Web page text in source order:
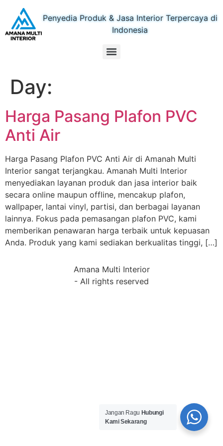
Penyedia Produk & Jasa Interior Terpercaya di
Indonesia
Day:
Harga Pasang Plafon PVC
Anti Air
Harga Pasang Plafon PVC Anti Air di Amanah Multi
Interior sangat terjangkau. Amanah Multi Interior
menyediakan layanan produk dan jasa interior baik
secara online maupun offline, mencakup plafon,
wallpaper, lantai vinyl, partisi, dan berbagai layanan
lainnya. Fokus pada pemasangan plafon PVC, kami
memberikan penawaran harga terbaik untuk kepuasan
Anda. Produk yang kami sediakan berkualitas tinggi, […]
Amana Multi Interior
- All rights reserved
Jangan Ragu Hubungi
Kami Sekarang